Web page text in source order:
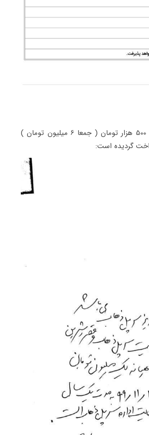
تصویر قرارداد های سال 1398-99 و 1399-1400 که برای سال اول ماهیانه 500 هزار تومان ( جمعا 6 میلیون تومان )
گردیده است: